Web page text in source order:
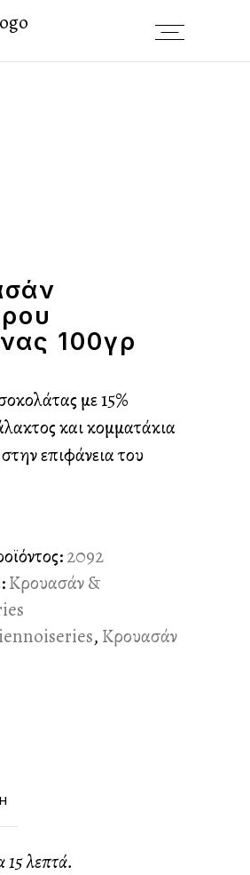
100γρ
με 15%
και κομματάκια
επιφάνεια του
2092
Κρουασάν &
, Κρουασάν
15 λεπτά.